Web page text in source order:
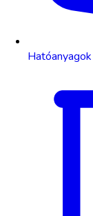
Hatóanyagok